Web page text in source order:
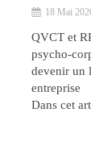
18 Mai
QVCT et
psycho-
devenir un
entreprise
Dans cet